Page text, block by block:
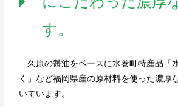
す。
久原の醤油をベースに水巻町特産品「
く」など福岡県産の原材料を使った濃厚
いています。